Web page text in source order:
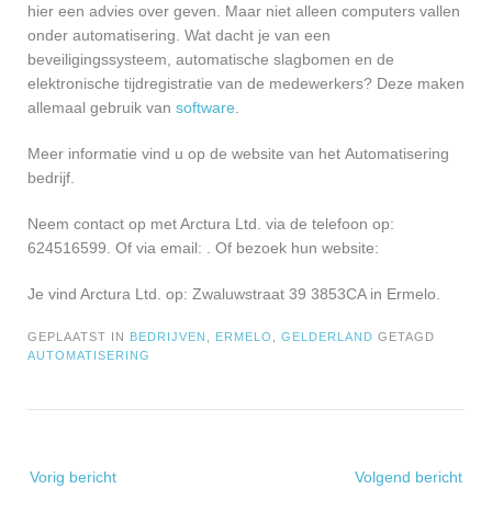
hier een advies over geven. Maar niet alleen computers vallen
onder automatisering. Wat dacht je van een
beveiligingssysteem, automatische slagbomen en de
elektronische tijdregistratie van de medewerkers? Deze maken
allemaal gebruik van software
Meer informatie vind u op de website van het Automatisering
bedrijf.
Neem contact op met Arctura Ltd. via de telefoon op:
624516599. Of via email:
. Of bezoek hun website:
Je vind Arctura Ltd. op: Zwaluwstraat 39 3853CA in Ermelo.
GEPLAATST IN BEDRIJVEN ERMELO GELDERLAND GETAGD
AUTOMATISERING
navigatie
Vorig bericht Volgend bericht